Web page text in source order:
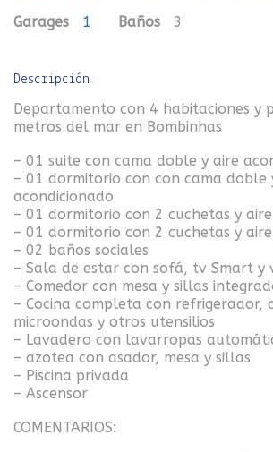
Garages 1 Baños 3
Descripción
Departamento con 4 habitaciones y
metros del mar en Bombinhas
– 01 suite con cama doble y aire
– 01 dormitorio con con cama doble
acondicionado
– 01 dormitorio con 2 cuchetas y
– 01 dormitorio con 2 cuchetas y
– 02 baños sociales
– Sala de estar con sofá, tv Smart y
– Comedor con mesa y sillas
– Cocina completa con refrigerador,
microondas y otros utensilios
– Lavadero con lavarropas
– azotea con asador, mesa y sillas
– Piscina privada
– Ascensor
COMENTARIOS: